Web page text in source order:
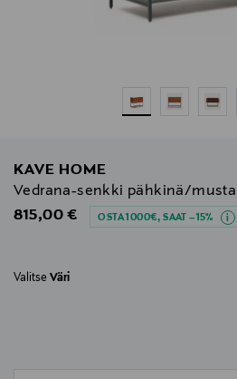
KAVE HOME
Vedrana-senkki pähkinä/
Original Price
815,00 € OSTA 1000€, SAAT –15%
Valitse Väri